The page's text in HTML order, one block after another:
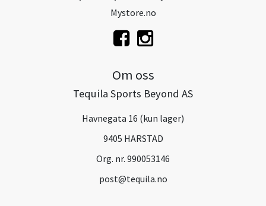
Mystore.no
Om oss
Tequila Sports Beyond AS
Havnegata 16 (kun lager)
9405 HARSTAD
Org. nr. 990053146
post@tequila.no